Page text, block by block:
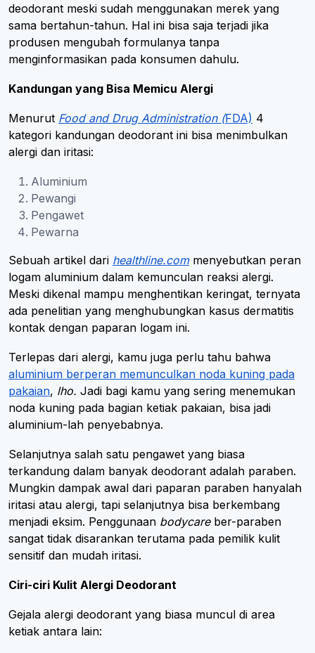
deodorant meski sudah menggunakan merek yang
sama bertahun-tahun. Hal ini bisa saja terjadi jika
produsen mengubah formulanya tanpa
menginformasikan pada konsumen dahulu.
Kandungan yang Bisa Memicu Alergi
Menurut Food and Drug Administration (FDA) 4
kategori kandungan deodorant ini bisa menimbulkan
alergi dan iritasi:
Aluminium
Pewangi
Pengawet
Pewarna
Sebuah artikel dari healthline.commenyebutkan peran
logam aluminium dalam kemunculan reaksi alergi.
Meski dikenal mampu menghentikan keringat, ternyata
ada penelitian yang menghubungkan kasus dermatitis
kontak dengan paparan logam ini.
Terlepas dari alergi, kamu juga perlu tahu bahwa
aluminium berperan memunculkan noda kuning pada
pakaian, lho. Jadi bagi kamu yang sering menemukan
noda kuning pada bagian ketiak pakaian, bisa jadi
aluminium-lah penyebabnya.
Selanjutnya salah satu pengawet yang biasa
terkandung dalam banyak deodorant adalah paraben.
Mungkin dampak awal dari paparan paraben hanyalah
iritasi atau alergi, tapi selanjutnya bisa berkembang
menjadi eksim. Penggunaan bodycare ber-paraben
sangat tidak disarankan terutama pada pemilik kulit
sensitif dan mudah iritasi.
Ciri-ciri Kulit Alergi Deodorant
Gejala alergi deodorant yang biasa muncul di area
ketiak antara lain: